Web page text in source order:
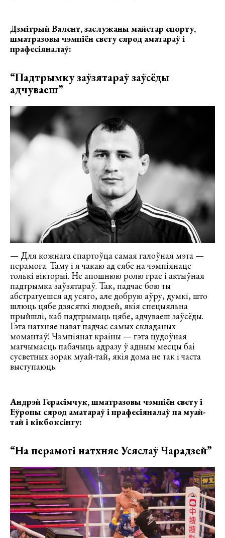
Дзмітрый Валент, заслужаны майстар спорту,
шматразовы чэмпіён свету сярод аматараў і
прафесіяналаў:
“Падтрымку заўзятараў заўсёды
адчуваеш”
— Для кожнага спартоўца самая галоўная мэта —
перамога. Таму і я чакаю ад сябе на чэмпіянаце
толькі вікторыі. Не апошнюю ролю грае і актыўная
падтрымка заўзятараў. Так, падчас бою ты
абстрагуешся ад усяго, але добрую аўру, думкі, што
шлюць цябе дзясяткі людзей, якія спецыяльна
прыйшлі, каб падтрымаць цябе, адчуваеш заўсёды.
Гэта натхняе нават падчас самых складаных
момантаў! Чэмпіянат краіны — гэта цудоўная
магчымасць пабачыць адразу ў адным месцы баі
сусветных зорак муай-тай, якія дома не так і часта
выступаюць.
Андрэй Герасімчук, шматразовы чэмпіён свету і
Еўропы сярод аматараў і прафесіяналаў па муай-
тай і кікбоксінгу:
“На перамогі натхняе Усяслаў Чарадзей”